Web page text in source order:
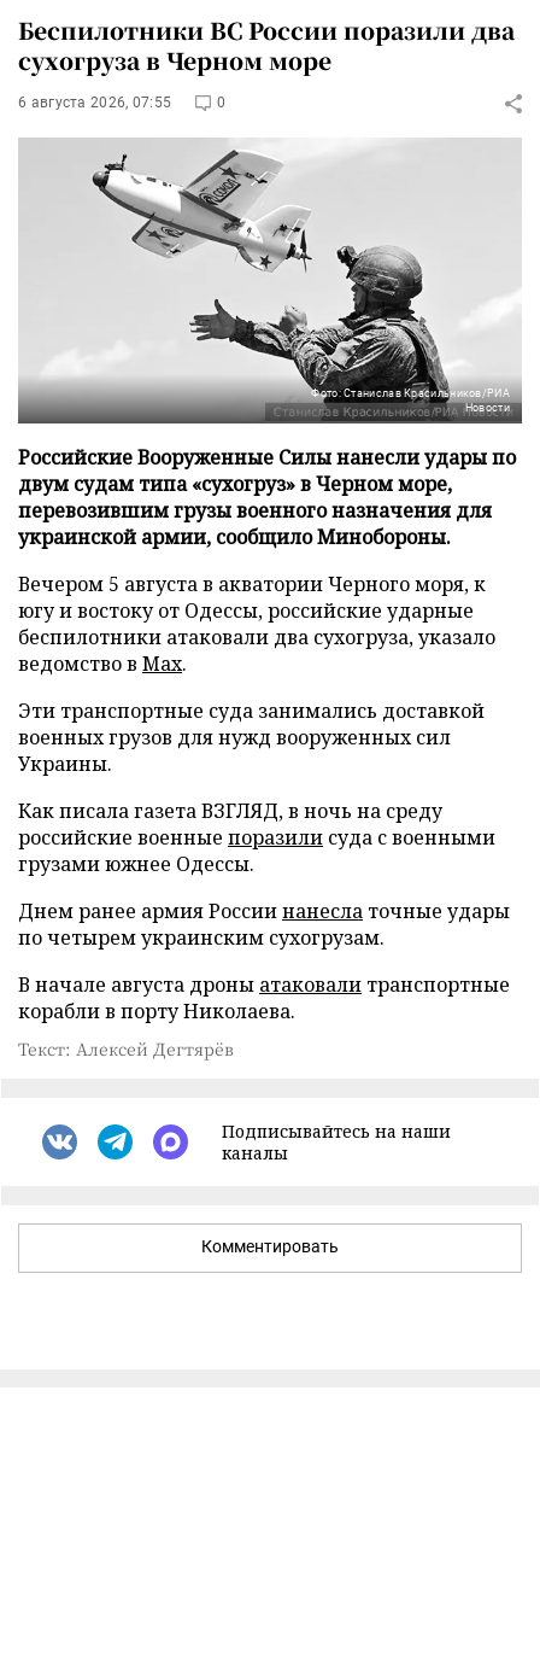
Беспилотники ВС России поразили два
сухогруза в Черном море
6 августа 2026, 07:55 0
Фото: Станислав Красильников/РИА
Новости
Российские Вооруженные Силы нанесли удары по
двум судам типа «сухогруз» в Черном море,
перевозившим грузы военного назначения для
украинской армии, сообщило Минобороны.
Вечером 5 августа в акватории Черного моря, к
югу и востоку от Одессы, российские ударные
беспилотники атаковали два сухогруза, указало
ведомство в Max.
Эти транспортные суда занимались доставкой
военных грузов для нужд вооруженных сил
Украины.
Как писала газета ВЗГЛЯД, в ночь на среду
российские военные поразили суда с военными
грузами южнее Одессы.
Днем ранее армия Россиинанесла точные удары
по четырем украинским сухогрузам.
В начале августа дроны атаковали транспортные
корабли в порту Николаева.
Текст: Алексей Дегтярёв
Подписывайтесь на наши
каналы
Комментировать